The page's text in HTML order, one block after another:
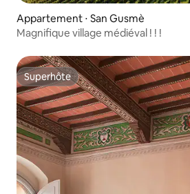
Appartement ⋅ San Gusmè
Magnifique village médiéval ! ! !
Superhôte
Superhôte